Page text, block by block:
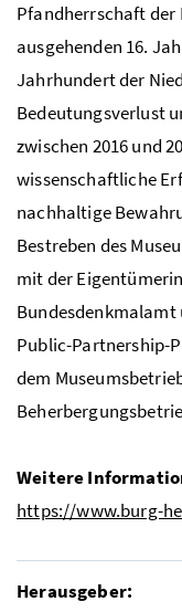
Pfandherrschaft der
ausgehenden 16.
Jahrhundert der
Bedeutungsverlust
zwischen 2016 und
wissenschaftliche
nachhaltige
Bestreben des
mit der
Bundesdenkmalamt
Public-Partnership-
dem
Weitere
https://www.burg-
Herausgeber: